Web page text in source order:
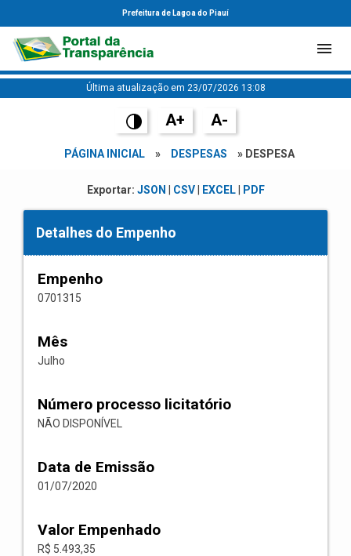
Prefeitura de Lagoa do Piauí
Última atualização em 23/07/2026 13:08
A+ A-
PÁGINA INICIAL » DESPESAS » DESPESA
Exportar: JSON CSV| EXCEL| PDF
Detalhes do Empenho
Empenho
0701315
Mês
Julho
Número processo licitatório
NÃO DISPONÍVEL
Data de Emissão
01/07/2020
Valor Empenhado
R$ 5.493,35